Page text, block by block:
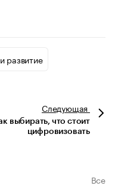
развитие
Следующая
выбирать, что стоит
цифровизовать
Все